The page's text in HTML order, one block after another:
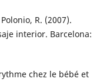
R. (2007).
interior. Barcelona:
chez le bébé et